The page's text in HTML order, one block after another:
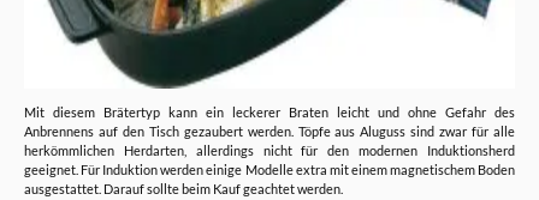
Mit diesem Brätertyp kann ein leckerer Braten leicht und ohne Gefahr des
Anbrennens auf den Tisch gezaubert werden. Töpfe aus Aluguss sind zwar für alle
herkömmlichen Herdarten, allerdings nicht für den modernen Induktionsherd
geeignet. Für Induktion werden einige Modelle extra mit einem magnetischem Boden
ausgestattet. Darauf sollte beim Kauf geachtet werden.